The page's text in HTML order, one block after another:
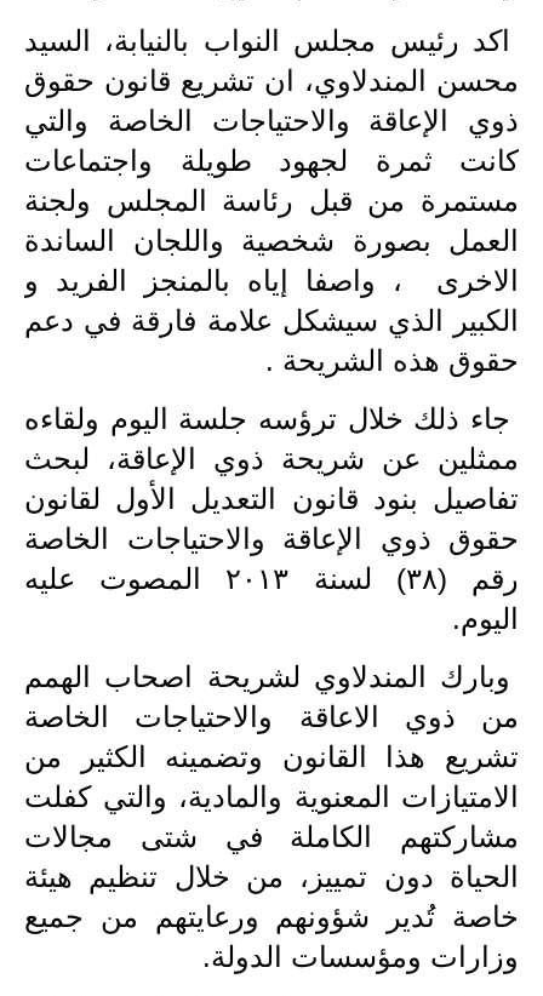
الاخبار الرياضية
المدارس
اخبار وقرارات وزارة التربية
نتائج الامتحانات
المرحلة الابتدائية
المرحلة المتوسطة
اسئلة وزارية
المرحلة الابتدائية
المرحلة المتوسطة
المرحلة الاعدادية
المرحلة الابتدائية
المرحلة المتوسطة
المرحلة الاعدادية
كتب مدرسية
المرحلة الابتدائية
المرحلة المتوسطة
اكد رئيس مجلس النواب بالنيابة، السيد
محسن المندلاوي، ان تشريع قانون حقوق
ذوي الإعاقة والاحتياجات الخاصة والتي
كانت ثمرة لجهود طويلة واجتماعات
مستمرة من قبل رئاسة المجلس ولجنة
العمل بصورة شخصية واللجان الساندة
الاخرى ، واصفا إياه بالمنجز الفريد و
الكبير الذي سيشكل علامة فارقة في دعم
حقوق هذه الشريحة .
جاء ذلك خلال ترؤسه جلسة اليوم ولقاءه
ممثلين عن شريحة ذوي الإعاقة، لبحث
تفاصيل بنود قانون التعديل الأول لقانون
حقوق ذوي الإعاقة والاحتياجات الخاصة
رقم (٣٨) لسنة ٢٠١٣ المصوت عليه
اليوم.
وبارك المندلاوي لشريحة اصحاب الهمم
من ذوي الاعاقة والاحتياجات الخاصة
تشريع هذا القانون وتضمينه الكثير من
الامتيازات المعنوية والمادية، والتي كفلت
مشاركتهم الكاملة في شتى مجالات
الحياة دون تمييز، من خلال تنظيم هيئة
خاصة تُدير شؤونهم ورعايتهم من جميع
وزارات ومؤسسات الدولة.